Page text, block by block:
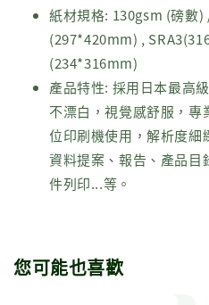
紙材規格: 130gsm (磅數
(297*420mm) ,
(234*316mm)
產品特性: 採用日本最高
不漂白，視覺感舒服，
位印刷機使用，解析度細
資料提案、報告、產品目
件列印...等。
您可能也喜歡